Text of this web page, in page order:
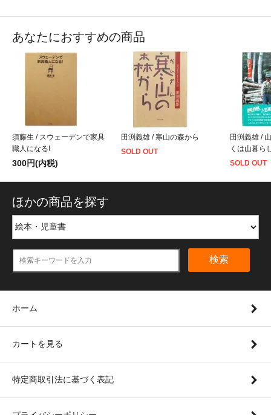
あなたにおすすめの商品
須藤生 / スウェーデンで家具
職人になる!
300円(内税)
田渕義雄 / 寒山の森から
SOLD OUT
田渕義雄 /
くは山暮ら
SOLD OUT
ほかの商品を探す
検索
ホーム
カートを見る
特定商取引法に基づく表記